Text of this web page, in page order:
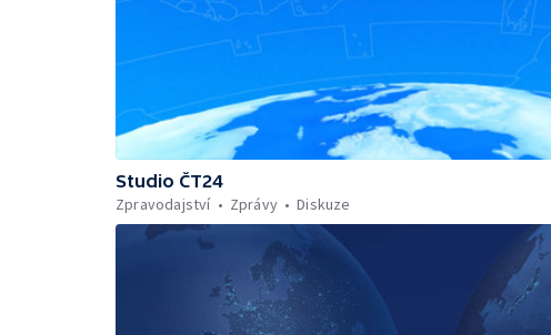
Studio ČT24
Zpravodajství
Zprávy Diskuze